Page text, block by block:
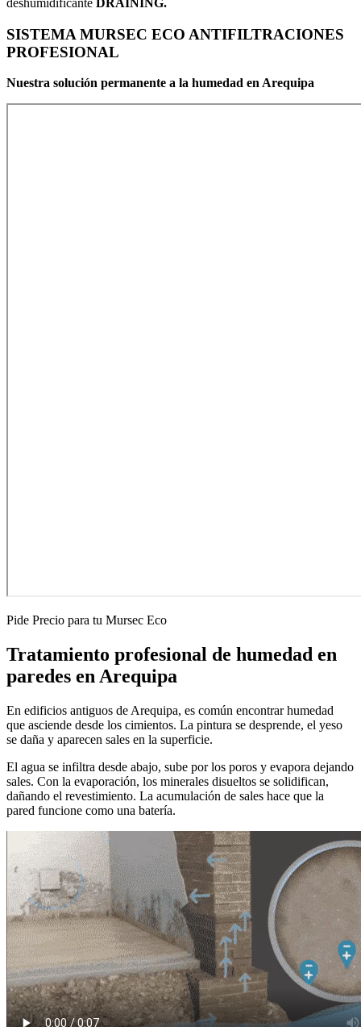
SISTEMA MURSEC ECO ANTIFILTRACIONES
PROFESIONAL
Nuestra solución permanente a la humedad en Arequipa
Pide Precio para tu Mursec Eco
Tratamiento profesional de humedad en
paredes en Arequipa
En edificios antiguos de Arequipa, es común encontrar humedad
que asciende desde los cimientos. La pintura se desprende, el yeso
se daña y aparecen sales en la superficie.
El agua se infiltra desde abajo, sube por los poros y evapora dejando
sales. Con la evaporación, los minerales disueltos se solidifican,
dañando el revestimiento. La acumulación de sales hace que la
pared funcione como una batería.